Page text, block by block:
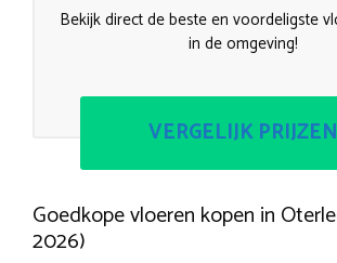
Bekijk direct de beste en voordeligste
in de omgeving!
VERGELIJK PRIJZEN
Goedkope vloeren kopen in
2026)